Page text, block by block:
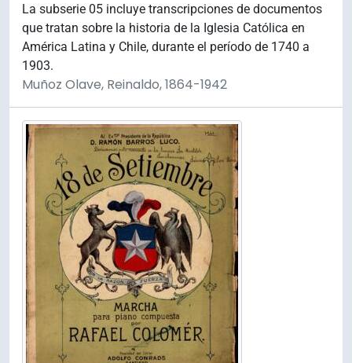
La subserie 05 incluye transcripciones de documentos
que tratan sobre la historia de la Iglesia Católica en
América Latina y Chile, durante el período de 1740 a
1903.
Muñoz Olave, Reinaldo, 1864-1942